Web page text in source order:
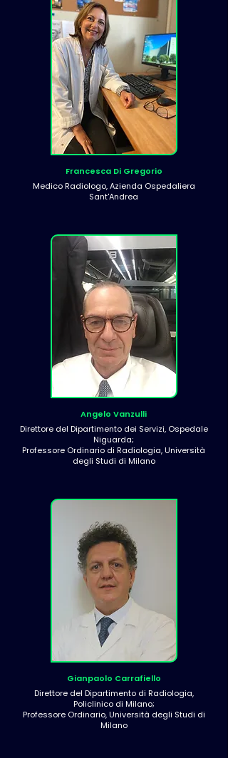
Francesca Di Gregorio
Medico Radiologo, Azienda Ospedaliera
Sant'Andrea
Angelo Vanzulli
Direttore del Dipartimento dei Servizi, Ospedale
Niguarda;
Professore Ordinario di Radiologia, Università
degli Studi di Milano
Gianpaolo Carrafiello
Direttore del Dipartimento di Radiologia,
Policlinico di Milano;
Professore Ordinario, Università degli Studi di
Milano